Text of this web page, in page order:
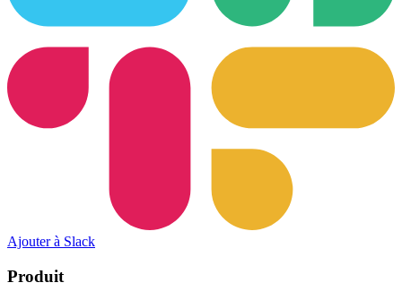
Ajouter à Slack
Produit